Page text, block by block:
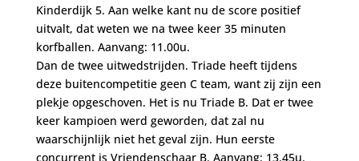
Kinderdijk 5. Aan welke kant nu de score positief
uitvalt, dat weten we na twee keer 35 minuten
korfballen. Aanvang: 11.00u.
Dan de twee uitwedstrijden. Triade heeft tijdens
deze buitencompetitie geen C team, want zij zijn een
plekje opgeschoven. Het is nu Triade B. Dat er twee
keer kampioen werd geworden, dat zal nu
waarschijnlijk niet het geval zijn. Hun eerste
concurrent is Vriendenschaar B. Aanvang: 13.45u.